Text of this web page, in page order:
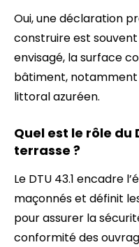
Oui, une déclaration
construire est souvent
envisagé, la surface
bâtiment, notamment
littoral azuréen.
Quel est le rôle du
terrasse ?
Le DTU 43.1 encadre
maçonnés et définit
pour assurer la
conformité des